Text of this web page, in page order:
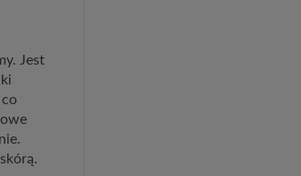
Jest